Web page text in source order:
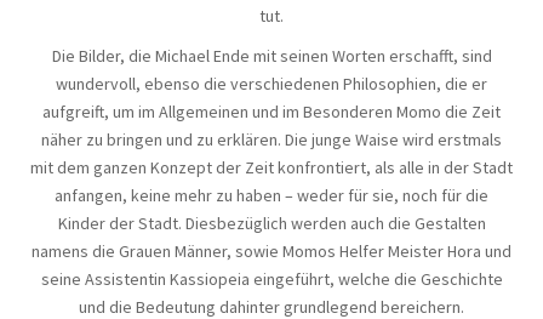
tut.
Die Bilder, die Michael Ende mit seinen Worten erschafft, sind
wundervoll, ebenso die verschiedenen Philosophien, die er
aufgreift, um im Allgemeinen und im Besonderen Momo die Zeit
näher zu bringen und zu erklären. Die junge Waise wird erstmals
mit dem ganzen Konzept der Zeit konfrontiert, als alle in der Stadt
anfangen, keine mehr zu haben – weder für sie, noch für die
Kinder der Stadt. Diesbezüglich werden auch die Gestalten
namens die Grauen Männer, sowie Momos Helfer Meister Hora und
seine Assistentin Kassiopeia eingeführt, welche die Geschichte
und die Bedeutung dahinter grundlegend bereichern.